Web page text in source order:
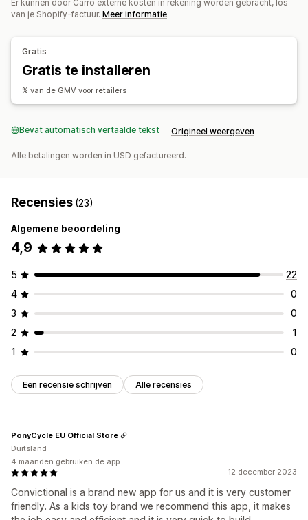
Er kunnen door Carro externe kosten in rekening worden gebracht, los
van je Shopify-factuur. Meer informatie
Gratis
Gratis te installeren
% van de GMV voor retailers
Bevat automatisch vertaalde tekst Origineel weergeven
Alle betalingen worden in USD gefactureerd.
Recensies (23)
Algemene beoordeling
4,9
5
22
4
0
3
0
2
1
1
0
Een recensie schrijven Alle recensies
12 december 2023
Convictional is a brand new app for us and it is very customer
friendly. As a kids toy brand we recommend this app, it makes
PonyCycle EU Official Store
Duitsland
4 maanden gebruiken de app